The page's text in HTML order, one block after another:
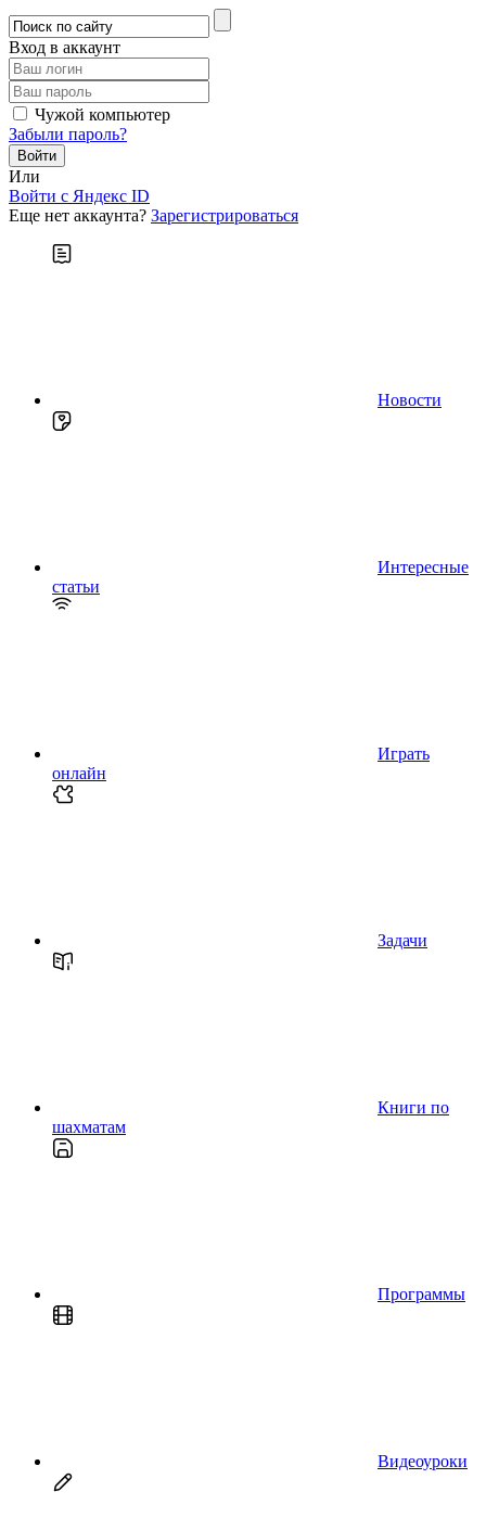
Вход в аккаунт
Чужой компьютер
Забыли пароль?
Или
Войти c Яндекс ID
Еще нет аккаунта? Зарегистрироваться
Новости
Интересные
статьи
Играть
онлайн
Задачи
Книги по
шахматам
Программы
Видеоуроки